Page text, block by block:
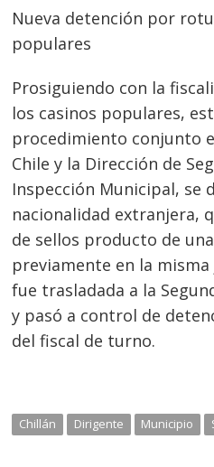
Nueva detención por
populares
Prosiguiendo con la
los casinos populares,
procedimiento conjunto
Chile y la Dirección de
Inspección Municipal, se
nacionalidad extranjera,
de sellos producto de
previamente en la
fue trasladada a la
y pasó a control de
del fiscal de turno.
Chillán Dirigente Municipio